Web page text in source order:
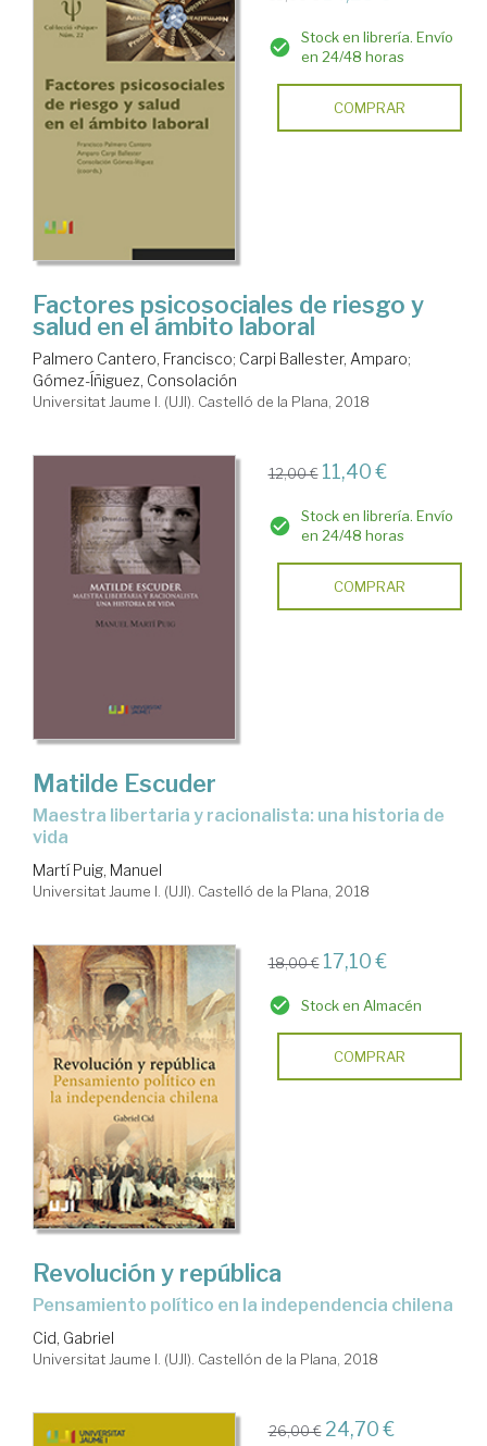
Stock en librería. Envío
en 24/48 horas
COMPRAR
Factores psicosociales de riesgo y
salud en el ámbito laboral
Palmero Cantero, Francisco; Carpi Ballester, Amparo;
Gómez-Íñiguez, Consolación
Universitat Jaume I. (UJI). Castelló de la Plana, 2018
12,00 € 11,40 €
Stock en librería. Envío
en 24/48 horas
COMPRAR
Matilde Escuder
maestra libertaria y racionalista: una historia de
vida
Martí Puig, Manuel
Universitat Jaume I. (UJI). Castelló de la Plana, 2018
18,00 € 17,10 €
Stock en Almacén
COMPRAR
Revolución y república
pensamiento político en la independencia chilena
Cid, Gabriel
Universitat Jaume I. (UJI). Castellón de la Plana, 2018
26,00 € 24,70 €